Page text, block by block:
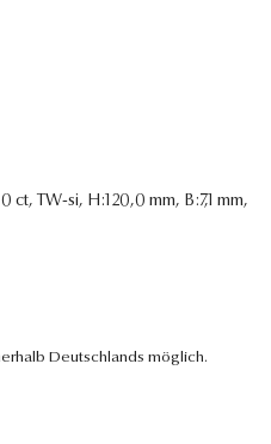
ct, TW-si, H:120,0 mm, B:7,1 mm,
Deutschlands möglich.